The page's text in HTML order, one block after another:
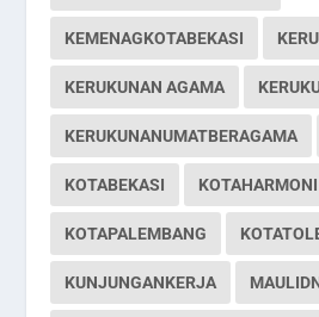
KEMENAGKOTABEKASI
KERUKUNAN AGAMA
KERUKUNANUMATBERAGAMA
KOTABEKASI KOTAHARMONI
KOTAPALEMBANG
KUNJUNGANKERJA